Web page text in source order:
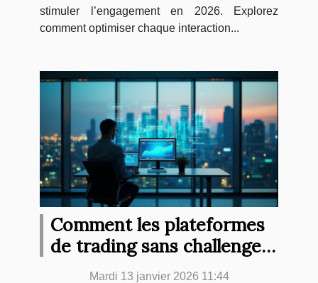
stimuler l’engagement en 2026. Explorez
comment optimiser chaque interaction...
Comment les plateformes
de trading sans challenges
révolutionnent-elles le
Mardi 13 janvier 2026 11:44